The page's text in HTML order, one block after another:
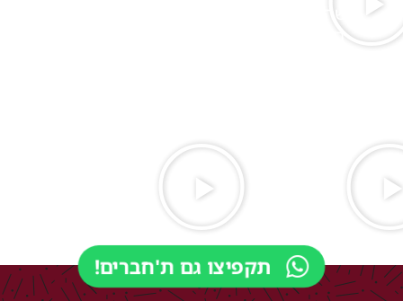
כשהיו מי שחשבו לפגוע בנו ולהשמיד אותנו,
התברר לכולם שאלוקים לא עוזב את עמו
תקפיצו גם ת'חברים!